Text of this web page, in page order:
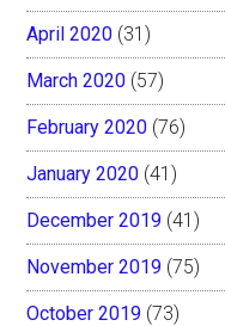
April 2020 (31)
March 2020 (57)
February 2020 (76)
January 2020 (41)
December 2019 (41)
November 2019 (75)
October 2019 (73)